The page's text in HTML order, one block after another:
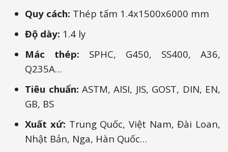
Quy cách: Thép tấm 1.4x1500x6000 mm
Độ dày: 1.4 ly
Mác thép: SPHC, G450, SS400, A36,
Q235A…
Tiêu chuẩn: ASTM, AISI, JIS, GOST, DIN, EN,
GB, BS
Xuất xứ: Trung Quốc, Việt Nam, Đài Loan,
Nhật Bản, Nga, Hàn Quốc…